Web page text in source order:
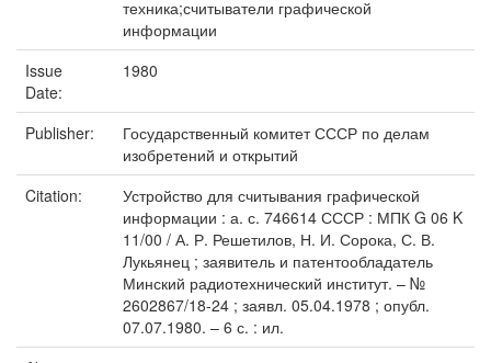
техника;считыватели графической
информации
Issue
Date:
1980
Publisher:
Государственный комитет СССР по делам
изобретений и открытий
Citation:
Устройство для считывания графической
информации : а. с. 746614 СССР : МПК G 06 K
11/00 / А. Р. Решетилов, Н. И. Сорока, С. В.
Лукьянец ; заявитель и патентообладатель
Минский радиотехнический институт. – №
2602867/18-24 ; заявл. 05.04.1978 ; опубл.
07.07.1980. – 6 с. : ил.